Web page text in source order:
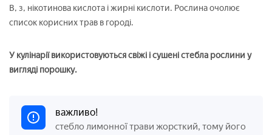
В, з, нікотинова кислота і жирні кислоти. Рослина очолює
список корисних трав в городі.
У кулінарії використовуються свіжі і сушені стебла рослини у
вигляді порошку.
важливо!
стебло лимонної трави жорсткий, тому його